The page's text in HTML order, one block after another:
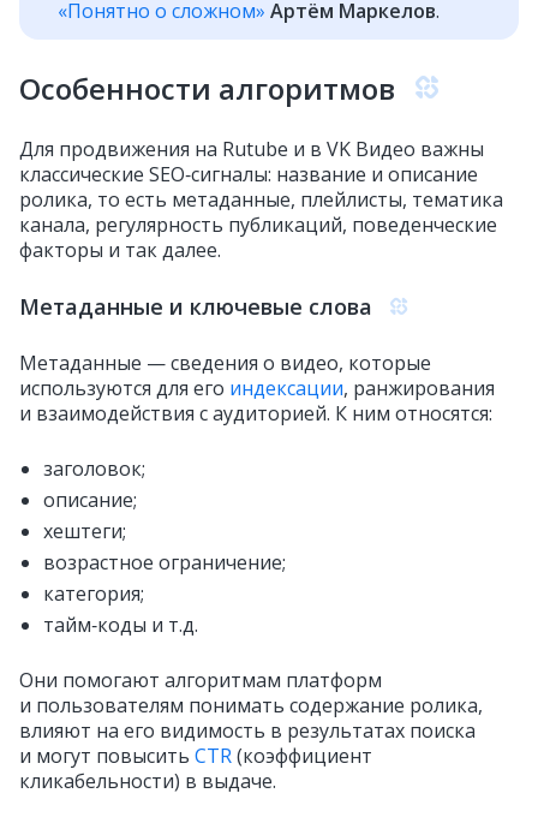
«Понятно о сложном» Артём Маркелов.
Особенности алгоритмов
Для продвижения на Rutube и в VK Видео важны
классические SEO‑сигналы: название и описание
ролика, то есть метаданные, плейлисты, тематика
канала, регулярность публикаций, поведенческие
факторы и так далее.
Метаданные и ключевые слова
Метаданные — сведения о видео, которые
используются для его индексации, ранжирования
и взаимодействия с аудиторией. К ним относятся:
заголовок;
описание;
хештеги;
возрастное ограничение;
категория;
тайм‑коды и т.д.
Они помогают алгоритмам платформ
и пользователям понимать содержание ролика,
влияют на его видимость в результатах поиска
и могут повысить CTR(коэффициент
кликабельности) в выдаче.